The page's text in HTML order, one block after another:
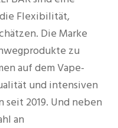
Flexibilität,
Die Marke
zu
auf dem Vape-
und intensiven
seit 2019. Und neben
an